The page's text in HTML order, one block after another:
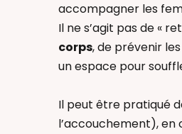
accompagner les
Il ne s’agit pas de «
corps, de prévenir
un espace pour
Il peut être pratiqué
l’accouchement),